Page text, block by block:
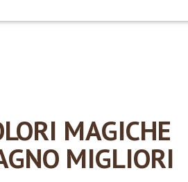
MAGICHE
MIGLIORI